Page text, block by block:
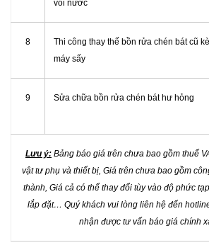
vòi nước
8
Thi công thay thế bồn rửa chén bát cũ
máy sấy
9 Sửa chữa bồn rửa chén bát hư hỏng
Lưu ý: Bảng báo giá trên chưa bao gồm thuế
vật tư phụ và thiết bị, Giá trên chưa bao gồm
thành, Giá cả có thể thay đổi tùy vào độ phức
lắp đặt… Quý khách vui lòng liên hệ đến
nhận được tư vấn báo giá chính